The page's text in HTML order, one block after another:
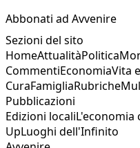
Abbonati ad Avvenire
Sezioni del sito
HomeAttualitàPolitica
CommentiEconomiaVita e
CuraFamigliaRubriche
Pubblicazioni
Edizioni localiL'economia
UpLuoghi dell'Infinito